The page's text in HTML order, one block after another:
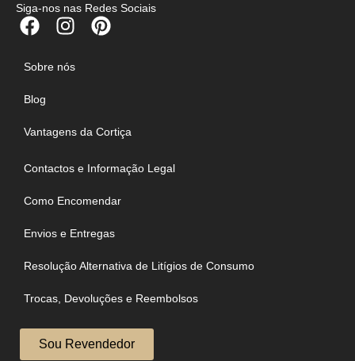
Siga-nos nas Redes Sociais
Sobre nós
Blog
Vantagens da Cortiça
Contactos e Informação Legal
Como Encomendar
Envios e Entregas
Resolução Alternativa de Litígios de Consumo
Trocas, Devoluções e Reembolsos
Sou Revendedor